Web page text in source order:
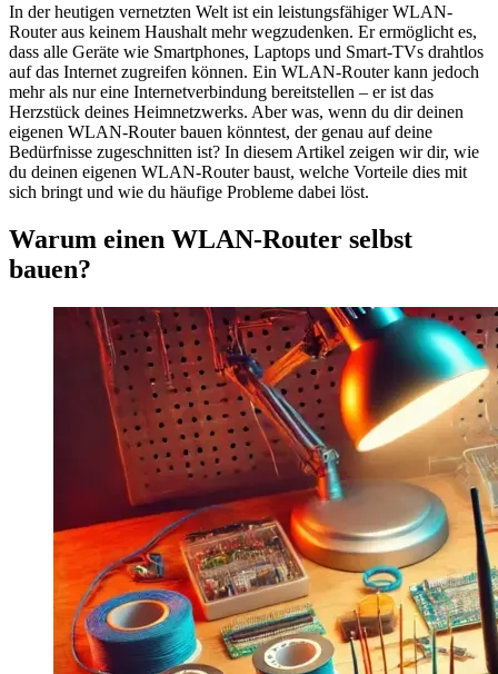
In der heutigen vernetzten Welt ist ein leistungsfähiger WLAN-
Router aus keinem Haushalt mehr wegzudenken. Er ermöglicht es,
dass alle Geräte wie Smartphones, Laptops und Smart-TVs drahtlos
auf das Internet zugreifen können. Ein WLAN-Router kann jedoch
mehr als nur eine Internetverbindung bereitstellen – er ist das
Herzstück deines Heimnetzwerks. Aber was, wenn du dir deinen
eigenen WLAN-Router bauen könntest, der genau auf deine
Bedürfnisse zugeschnitten ist? In diesem Artikel zeigen wir dir, wie
du deinen eigenen WLAN-Router baust, welche Vorteile dies mit
sich bringt und wie du häufige Probleme dabei löst.
Warum einen WLAN-Router selbst
bauen?